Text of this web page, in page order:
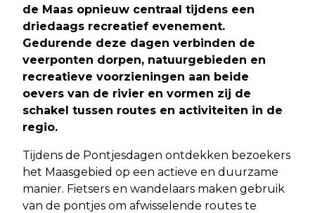
de Maas opnieuw centraal tijdens een
driedaags recreatief evenement.
Gedurende deze dagen verbinden de
veerponten dorpen, natuurgebieden en
recreatieve voorzieningen aan beide
oevers van de rivier en vormen zij de
schakel tussen routes en activiteiten in de
regio.
Tijdens de Pontjesdagen ontdekken bezoekers
het Maasgebied op een actieve en duurzame
manier. Fietsers en wandelaars maken gebruik
van de pontjes om afwisselende routes te